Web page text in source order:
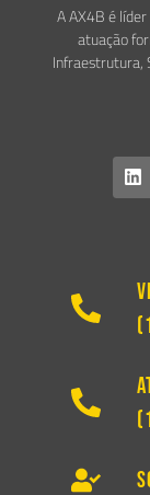
A AX4B é
atuação
Infraestrutura,